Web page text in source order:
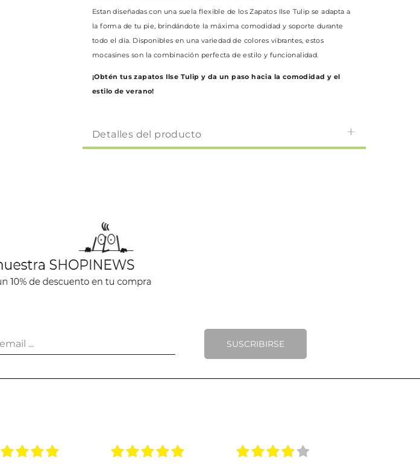
Estan diseñadas con una suela flexible de los Zapatos Ilse Tulip se adapta a
la forma de tu pie, brindándote la máxima comodidad y soporte durante
todo el día. Disponibles en una variedad de colores vibrantes, estos
mocasines son la combinación perfecta de estilo y funcionalidad.
¡Obtén tus zapatos Ilse Tulip y da un paso hacia la comodidad y el
estilo de verano!
Detalles del producto
SUSCRIBIRSE